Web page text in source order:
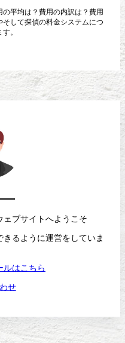
の平均は？費用の内訳は？費用
そして探偵の料金システムにつ
。
ェブサイトへようこそ
るように運営をしていま
ルはこちら
せ